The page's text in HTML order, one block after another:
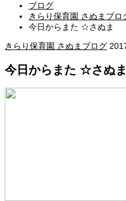
ブログ
きらり保育園 さぬまブロ
今日からまた ☆さぬま
きらり保育園 さぬまブログ
今日からまた ☆さぬま